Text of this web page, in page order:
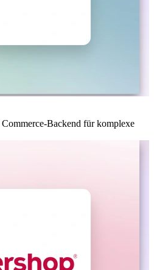
Commerce-Backend für komplexe